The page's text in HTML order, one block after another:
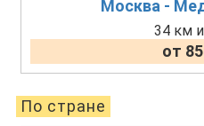
Москва -
34 км
от
По стране